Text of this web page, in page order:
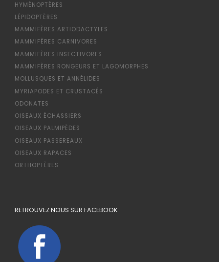
HYMÉNOPTÈRES
LÉPIDOPTÈRES
MAMMIFÈRES ARTIODACTYLES
MAMMIFÈRES CARNIVORES
MAMMIFÈRES INSECTIVORES
MAMMIFÈRES RONGEURS ET LAGOMORPHES
MOLLUSQUES ET ANNÉLIDES
MYRIAPODES ET CRUSTACÉS
ODONATES
OISEAUX ÉCHASSIERS
OISEAUX PALMIPÈDES
OISEAUX PASSEREAUX
OISEAUX RAPACES
ORTHOPTÈRES
RETROUVEZ NOUS SUR FACEBOOK